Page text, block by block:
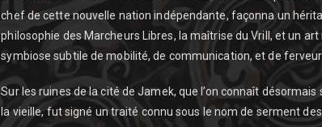
chef de cette nouvelle nation indépendante, façonna un
philosophie des Marcheurs Libres, la maîtrise du Vrill, et un
symbiose subtile de mobilité, de communication, et de
Sur les ruines de la cité de Jamek, que l’on connaît
la vieille, fut signé un traité connu sous le nom de serment des